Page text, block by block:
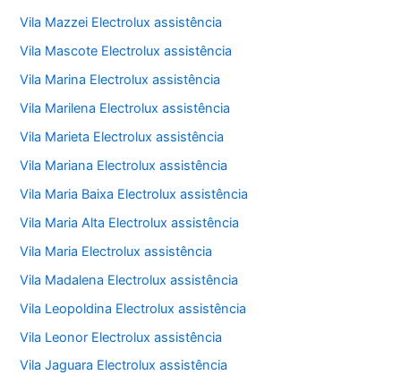
Vila Mazzei Electrolux assistência
Vila Mascote Electrolux assistência
Vila Marina Electrolux assistência
Vila Marilena Electrolux assistência
Vila Marieta Electrolux assistência
Vila Mariana Electrolux assistência
Vila Maria Baixa Electrolux assistência
Vila Maria Alta Electrolux assistência
Vila Maria Electrolux assistência
Vila Madalena Electrolux assistência
Vila Leopoldina Electrolux assistência
Vila Leonor Electrolux assistência
Vila Jaguara Electrolux assistência